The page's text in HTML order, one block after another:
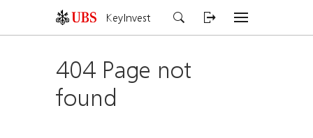
KeyInvest
404 Page not
found